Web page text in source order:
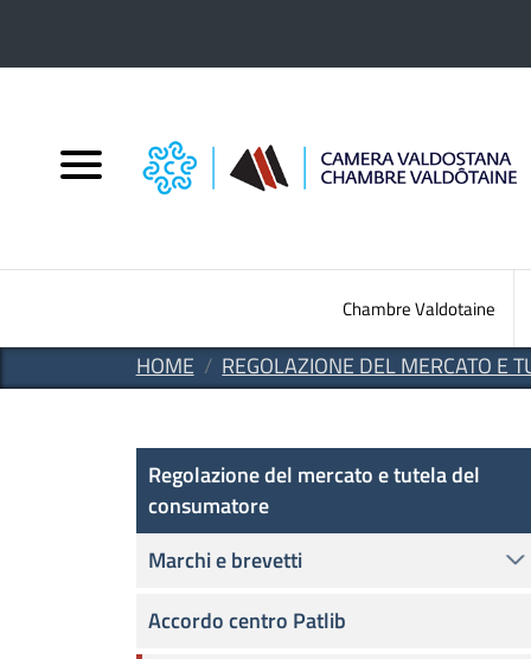
Chambre Valdotaine
HOME REGOLAZIONE DEL MERCATO E
Regolazione del mercato
Regolazione del mercato e tutela del
consumatore
Marchi e brevetti
Accordo centro Patlib